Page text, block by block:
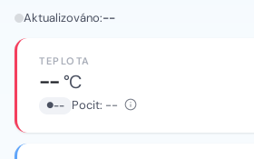
Aktualizováno:--
TEPLOTA
--°C
-- Pocit: --